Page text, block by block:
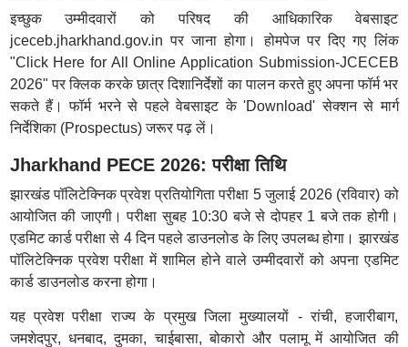
इच्छुक उम्मीदवारों को परिषद की आधिकारिक वेबसाइट
jceceb.jharkhand.gov.in पर जाना होगा। होमपेज पर दिए गए लिंक
"Click Here for All Online Application Submission-JCECEB
2026" पर क्लिक करके छात्र दिशानिर्देशों का पालन करते हुए अपना फॉर्म भर
सकते हैं। फॉर्म भरने से पहले वेबसाइट के 'Download' सेक्शन से मार्ग
निर्देशिका (Prospectus) जरूर पढ़ लें।
Jharkhand PECE 2026: परीक्षा तिथि
झारखंड पॉलिटेक्निक प्रवेश प्रतियोगिता परीक्षा 5 जुलाई 2026 (रविवार) को
आयोजित की जाएगी। परीक्षा सुबह 10:30 बजे से दोपहर 1 बजे तक होगी।
एडमिट कार्ड परीक्षा से 4 दिन पहले डाउनलोड के लिए उपलब्ध होगा। झारखंड
पॉलिटेक्निक प्रवेश परीक्षा में शामिल होने वाले उम्मीदवारों को अपना एडमिट
कार्ड डाउनलोड करना होगा।
यह प्रवेश परीक्षा राज्य के प्रमुख जिला मुख्यालयों - रांची, हजारीबाग,
जमशेदपुर, धनबाद, दुमका, चाईबासा, बोकारो और पलामू में आयोजित की